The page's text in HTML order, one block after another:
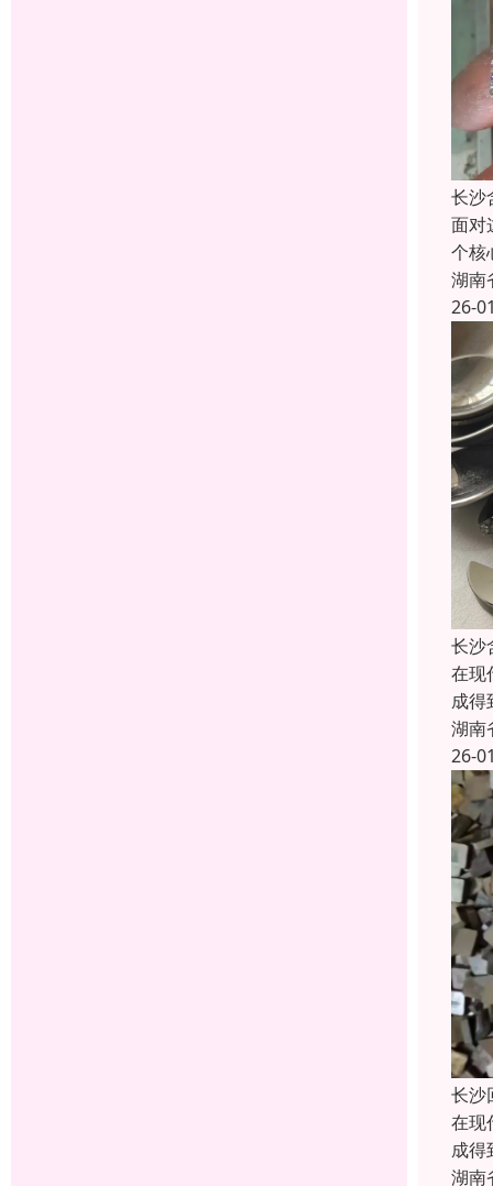
长沙
面对
个核
湖南
26-
长沙
在现
成得
湖南
26-
长沙
在现
成得
湖南